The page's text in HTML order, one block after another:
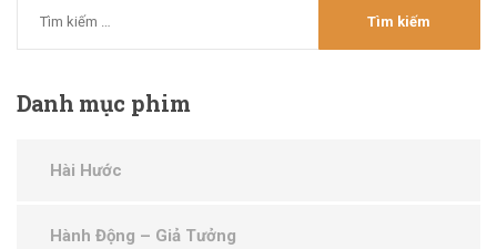
Danhmục phim
Hài Hước
Hành Động – Giả Tưởng